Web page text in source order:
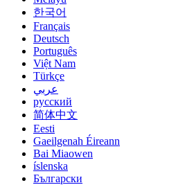
한국어
Français
Deutsch
Português
Việt Nam
Türkçe
عربي
русский
简体中文
Eesti
Gaeilgenah Éireann
Bai Miaowen
íslenska
Български